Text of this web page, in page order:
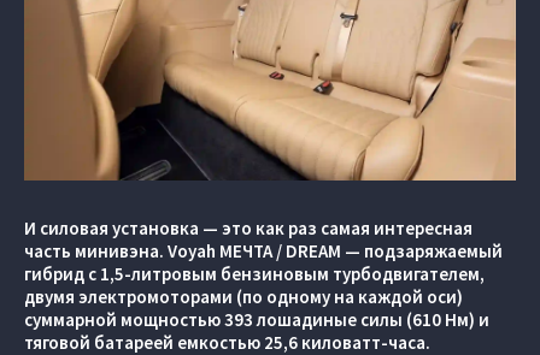
И силовая установка — это как раз самая интересная
часть минивэна. Voyah МЕЧТА / DREAM — подзаряжаемый
гибрид с 1,5-литровым бензиновым турбодвигателем,
двумя электромоторами (по одному на каждой оси)
суммарной мощностью 393 лошадиные силы (610 Нм) и
тяговой батареей емкостью 25,6 киловатт-часа.